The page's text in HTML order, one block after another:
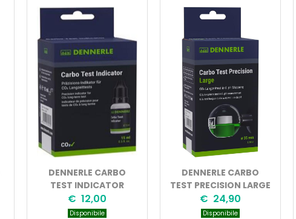
DENNERLE CARBO
TEST INDICATOR
€ 12,00
Disponibile
DENNERLE CARBO
TEST PRECISION LARGE
€ 24,90
Disponibile